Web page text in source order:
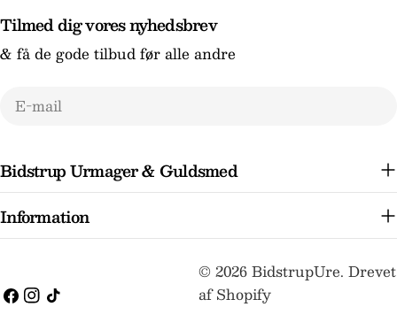
Bidstrup Urmager & Guldsmed
Information
Tilmed dig vores nyhedsbrev
& få de gode tilbud før alle andre
E-
Facebook
Instagram
TikTok
© 2026BidstrupUre. Drevet
af Shopify
Betalingsmetoder